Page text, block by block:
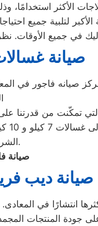
الأكثر استخدامًا،
صيانة
صيانه فاجور
تمكّنت من قدرتنا
الشركات بأكمله.
صيانة
صيانة ديب
انتشارًا في
جودة المنتجات